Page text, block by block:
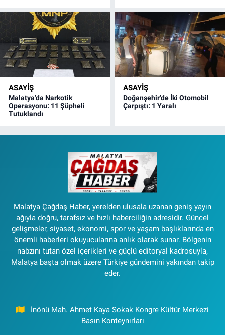
ASAYIŞ
Malatya’da Narkotik
Operasyonu: 11 Şüpheli
Tutuklandı
ASAYIŞ
Doğanşehir’de İki Otomobil
Çarpıştı: 1 Yaralı
Malatya Çağdaş Haber, yerelden ulusala uzanan geniş yayın
ağıyla doğru, tarafsız ve hızlı haberciliğin adresidir. Güncel
gelişmeler, siyaset, ekonomi, spor ve yaşam başlıklarında en
önemli haberleri okuyucularına anlık olarak sunar. Bölgenin
nabzını tutan özel içerikleri ve güçlü editoryal kadrosuyla,
Malatya başta olmak üzere Türkiye gündemini yakından takip
eder.
İnönü Mah. Ahmet Kaya Sokak Kongre Kültür Merkezi
Basın Konteynırları